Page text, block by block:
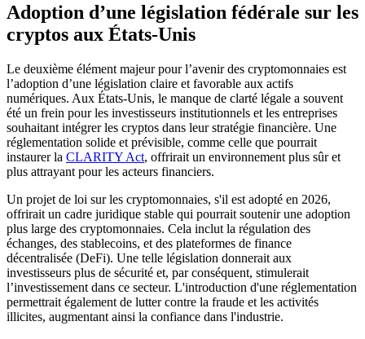
Adoption d’une législation fédérale sur les
cryptos aux États-Unis
Le deuxième élément majeur pour l’avenir des cryptomonnaies est
l’adoption d’une législation claire et favorable aux actifs
numériques. Aux États-Unis, le manque de clarté légale a souvent
été un frein pour les investisseurs institutionnels et les entreprises
souhaitant intégrer les cryptos dans leur stratégie financière. Une
réglementation solide et prévisible, comme celle que pourrait
instaurer la CLARITY Act, offrirait un environnement plus sûr et
plus attrayant pour les acteurs financiers.
Un projet de loi sur les cryptomonnaies, s'il est adopté en 2026,
offrirait un cadre juridique stable qui pourrait soutenir une adoption
plus large des cryptomonnaies. Cela inclut la régulation des
échanges, des stablecoins, et des plateformes de finance
décentralisée (DeFi). Une telle législation donnerait aux
investisseurs plus de sécurité et, par conséquent, stimulerait
l’investissement dans ce secteur. L'introduction d'une réglementation
permettrait également de lutter contre la fraude et les activités
illicites, augmentant ainsi la confiance dans l'industrie.